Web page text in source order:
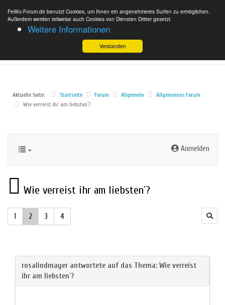
FeWo-Forum.de benutzt Cookies, um Ihnen ein angenehmeres Surfen zu ermöglichen.
Außerdem werden teilweise auch Cookies von Diensten Dritter gesetzt.
Weitere Informationen
Verstanden
Aktuelle Seite: Startseite Forum Allgemein
Allgemeines Forum
Wie verreist ihr am liebsten`?
Anmelden
Wie verreist ihr am liebsten`?
1 2 3 4